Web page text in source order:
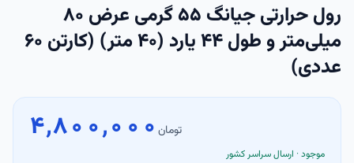
رول حرارتی جیانگ 55 گرمی عرض 80
میلی‌متر و طول 44 یارد (40 متر) (کارتن 60
عددی)
۴٬۸۰۰٬۰۰۰ تومان
موجود · ارسال سراسر کشور